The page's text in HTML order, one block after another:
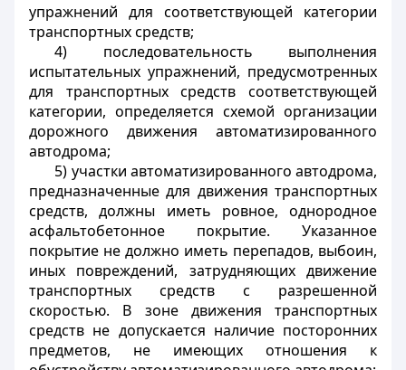
упражнений для соответствующей категории
транспортных средств;
4) последовательность выполнения
испытательных упражнений, предусмотренных
для транспортных средств соответствующей
категории, определяется схемой организации
дорожного движения автоматизированного
автодрома;
5) участки автоматизированного автодрома,
предназначенные для движения транспортных
средств, должны иметь ровное, однородное
асфальтобетонное покрытие. Указанное
покрытие не должно иметь перепадов, выбоин,
иных повреждений, затрудняющих движение
транспортных средств с разрешенной
скоростью. В зоне движения транспортных
средств не допускается наличие посторонних
предметов, не имеющих отношения к